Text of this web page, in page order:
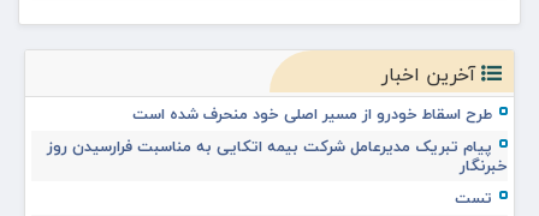
آخرین اخبار
طرح اسقاط خودرو از مسیر اصلی خود منحرف شده است
پیام تبریک مدیرعامل شرکت بیمه اتکایی به مناسبت فرارسیدن روز
خبرنگار
تست